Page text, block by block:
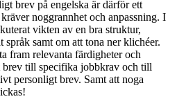
brev på engelska är därför ett
noggrannhet och anpassning. I
vikten av en bra struktur,
samt om att tona ner klichéer.
fram relevanta färdigheter och
brev till specifika jobbkrav och till
personligt brev. Samt att noga